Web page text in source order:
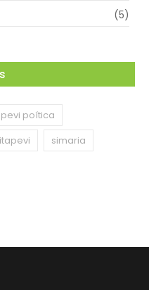
(5)
poítica
simaria